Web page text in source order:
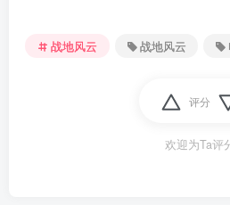
战地风云 战地风云
评分
欢迎为Ta评